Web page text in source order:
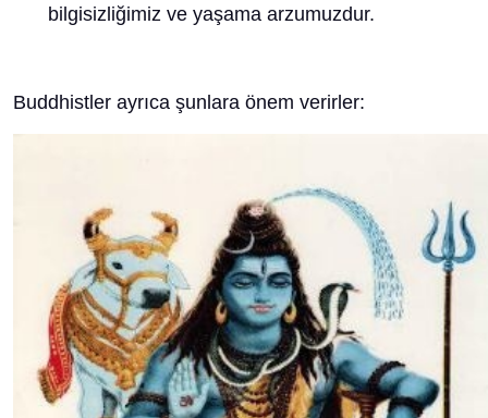
bilgisizliğimiz ve yaşama arzumuzdur.
Buddhistler ayrıca şunlara önem verirler: